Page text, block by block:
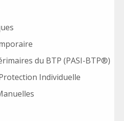
du BTP (PASI-BTP®)
Individuelle